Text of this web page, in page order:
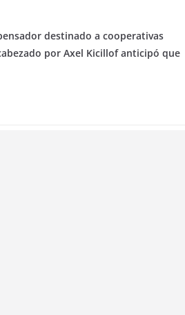
destinado a cooperativas
por Axel Kicillof anticipó que